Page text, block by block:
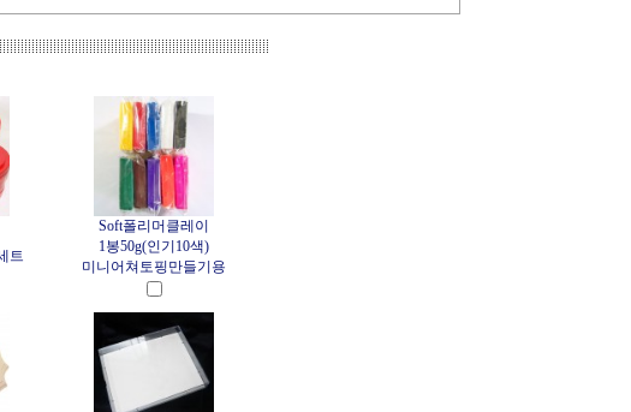
트
Soft폴리머클레이
1봉50g(인기10색)
미니어쳐토핑만들기용